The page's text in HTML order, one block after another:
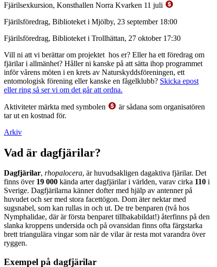
Fjärilsexkursion, Konsthallen Norra Kvarken 11 juli
Fjärilsföredrag, Biblioteket i Mjölby, 23 september 18:00
Fjärilsföredrag, Biblioteket i Trollhättan, 27 oktober 17:30
Vill ni att vi berättar om projektet hos er? Eller ha ett föredrag om
fjärilar i allmänhet? Håller ni kanske på att sätta ihop programmet
inför vårens möten i en krets av Naturskyddsföreningen, ett
entomologisk förening eller kanske en fågelklubb? Skicka epost
eller ring så ser vi om det går att ordna.
Aktiviteter märkta med symbolen
är sådana som organisatören
tar ut en kostnad för.
Arkiv
Vad är dagfjärilar?
Dagfjärilar, rhopalocera, är huvudsakligen dagaktiva fjärilar. Det
finns över 19 000 kända arter dagfjärilar i världen, varav cirka 110 i
Sverige. Dagfjärilarna känner dofter med hjälp av antenner på
huvudet och ser med stora facettögon. Dom äter nektar med
sugsnabel, som kan rullas in och ut. De tre benparen (två hos
Nymphalidae, där är första benparet tillbakabildat!) återfinns på den
slanka kroppens undersida och på ovansidan finns ofta färgstarka
brett triangulära vingar som när de vilar är resta mot varandra över
ryggen.
Exempel på dagfjärilar